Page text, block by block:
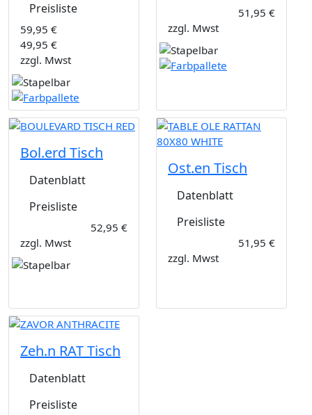
Preisliste
59,95 €
49,95 €
zzgl. Mwst
51,95 €
zzgl. Mwst
Bol.erd Tisch
Datenblatt
Preisliste
52,95 €
zzgl. Mwst
Ost.en Tisch
Datenblatt
Preisliste
51,95 €
zzgl. Mwst
Zeh.n RAT Tisch
Datenblatt
Preisliste